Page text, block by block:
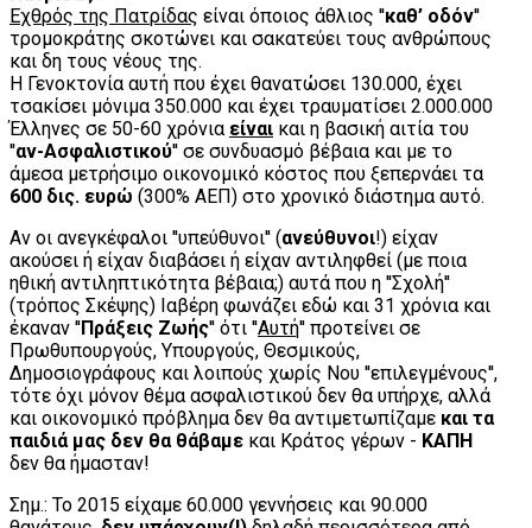
Εχθρός της Πατρίδας είναι όποιος άθλιος ''καθ’ οδόν''
τρομοκράτης σκοτώνει και σακατεύει τους ανθρώπους
και δη τους νέους της.
Η Γενοκτονία αυτή που έχει θανατώσει 130.000, έχει
τσακίσει μόνιμα 350.000 και έχει τραυματίσει 2.000.000
Έλληνες σε 50-60 χρόνια είναι και η βασική αιτία του
''αν-Ασφαλιστικού'' σε συνδυασμό βέβαια και με το
άμεσα μετρήσιμο οικονομικό κόστος που ξεπερνάει τα
600 δις. ευρώ (300% ΑΕΠ) στο χρονικό διάστημα αυτό.
Αν οι ανεγκέφαλοι ''υπεύθυνοι'' (ανεύθυνοι!) είχαν
ακούσει ή είχαν διαβάσει ή είχαν αντιληφθεί (με ποια
ηθική αντιληπτικότητα βέβαια;) αυτά που η ''Σχολή''
(τρόπος Σκέψης) Ιαβέρη φωνάζει εδώ και 31 χρόνια και
έκαναν ''Πράξεις Ζωής'' ότι ''Αυτή'' προτείνει σε
Πρωθυπουργούς, Υπουργούς, Θεσμικούς,
Δημοσιογράφους και λοιπούς χωρίς Νου ''επιλεγμένους'',
τότε όχι μόνον θέμα ασφαλιστικού δεν θα υπήρχε, αλλά
και οικονομικό πρόβλημα δεν θα αντιμετωπίζαμε και τα
παιδιά μας δεν θα θάβαμε και Κράτος γέρων - ΚΑΠΗ
δεν θα ήμασταν!
Σημ.: Το 2015 είχαμε 60.000 γεννήσεις και 90.000